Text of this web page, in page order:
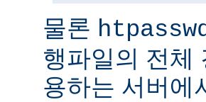
물론
행파일의 전체
용하는 서버에